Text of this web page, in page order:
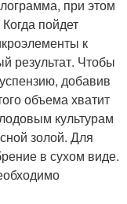
при этом
пойдет
к
результат. Чтобы
добавив
объема хватит
культурам
золой. Для
в сухом виде.